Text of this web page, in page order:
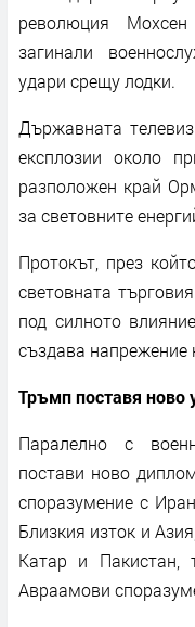
революция
загинали
удари срещу лодки.
Държавната
експлозии около
разположен край
за световните
Протокът, през
световната
под силното
създава напрежение
Тръмп поставя ново
Паралелно с
постави ново
споразумение с
Близкия изток и
Катар и Пакистан,
Авраамови